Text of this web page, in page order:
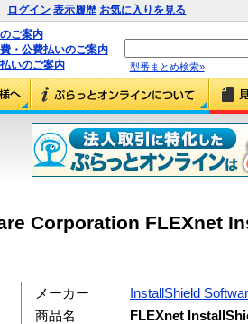
ログイン 表示履歴 お気に入りを見る
ご案内
・公費払いのご案内
いのご案内
型番まとめ検索»
Corporation FLEXnet
メーカー
InstallShield
商品名
FLEXnet